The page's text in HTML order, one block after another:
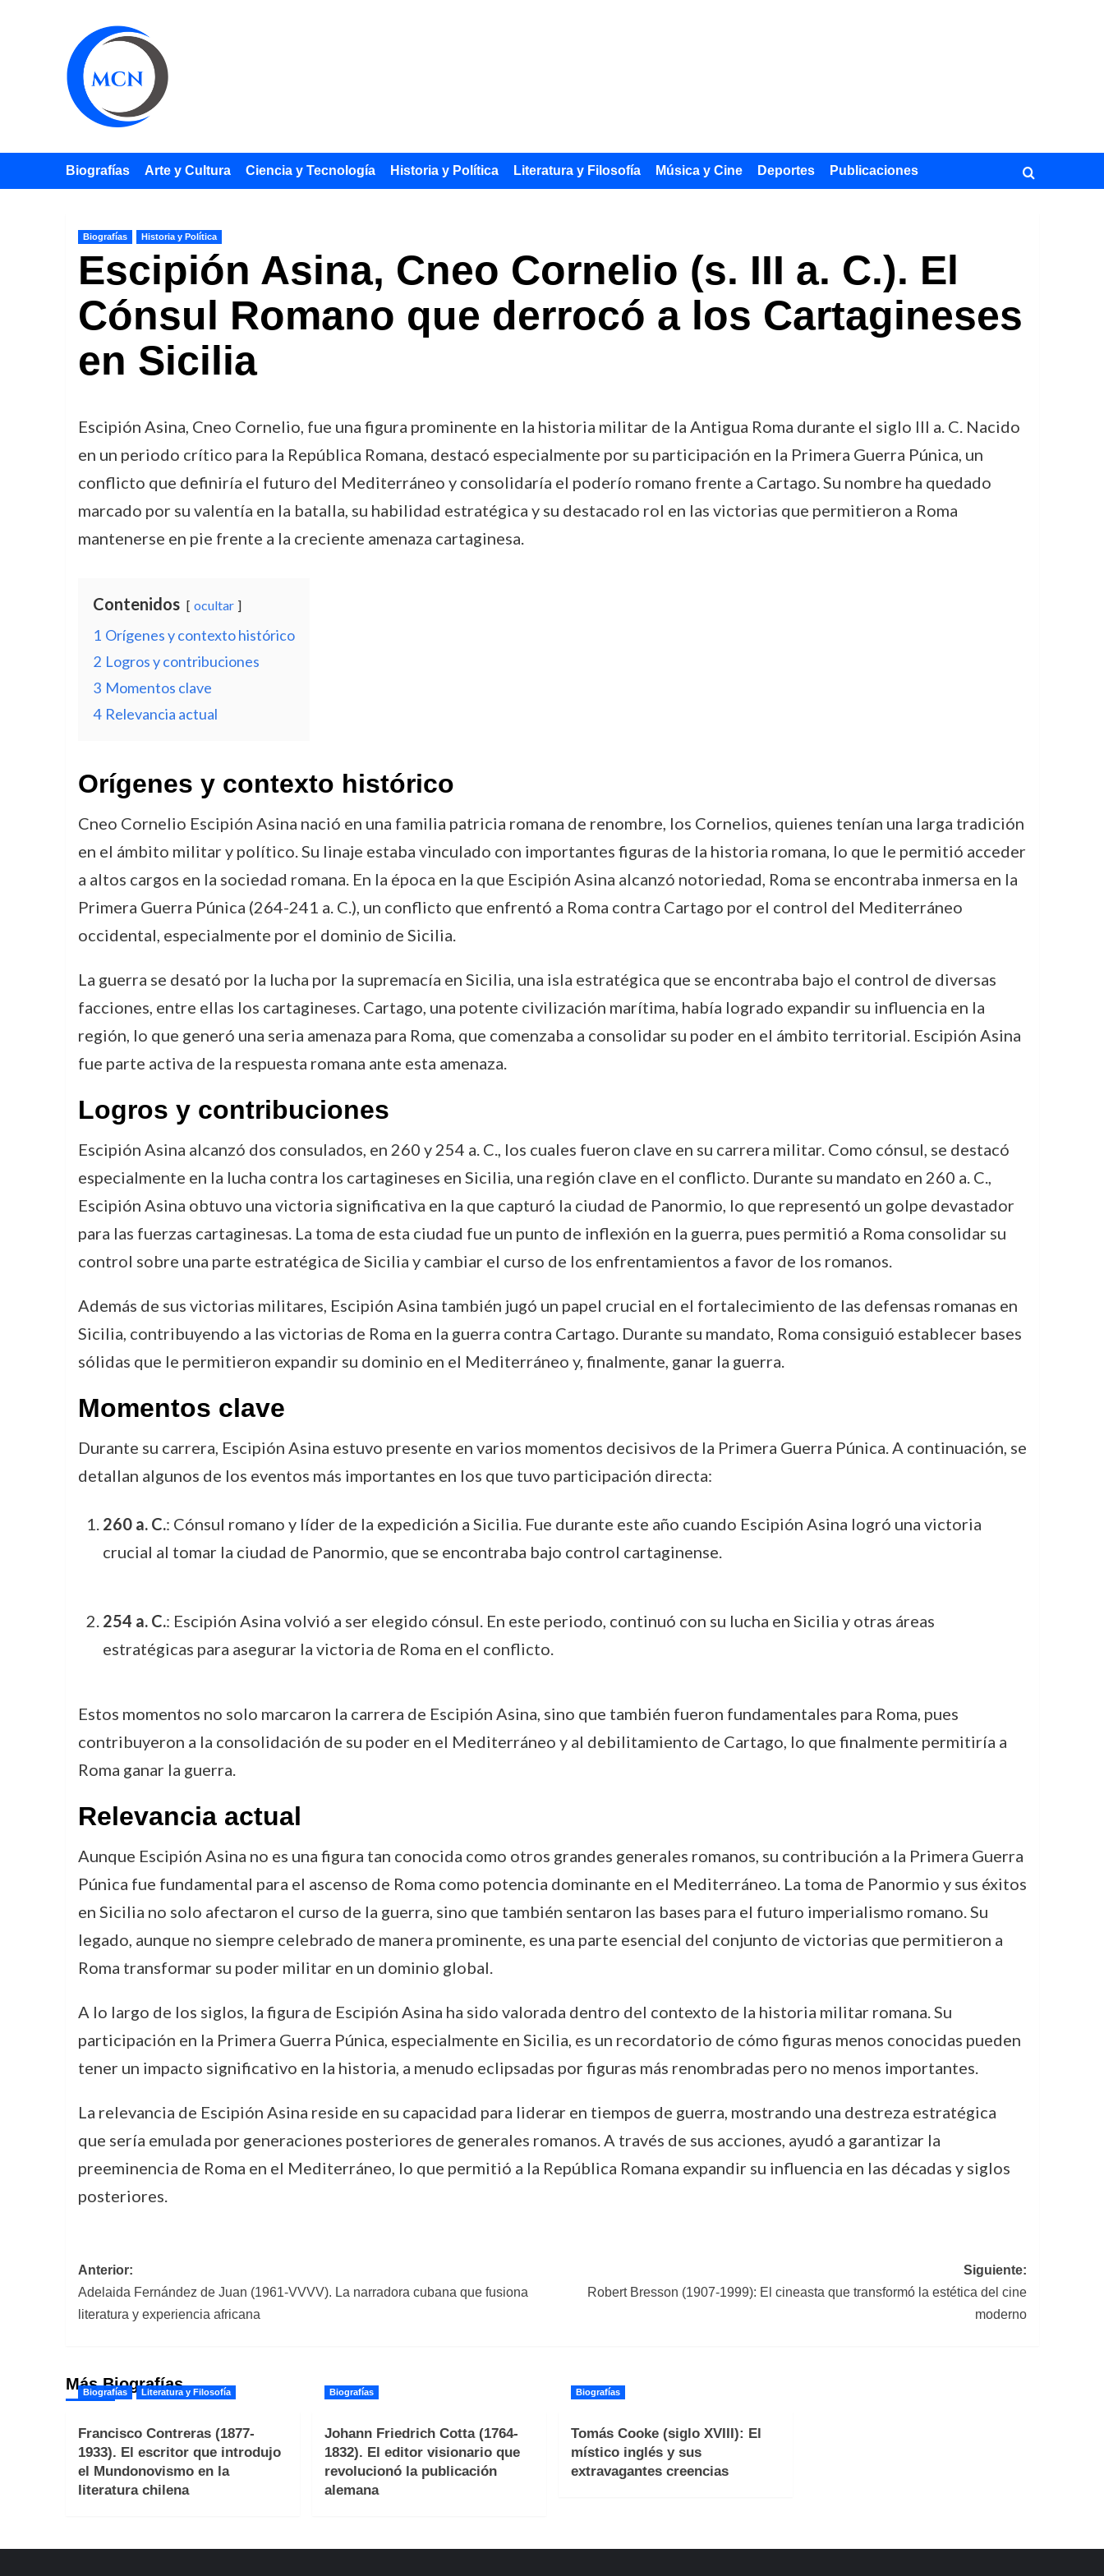
Biografías Arte y Cultura Ciencia y Tecnología Historia y Política Literatura y Filosofía Música y Cine Deportes Publicaciones
Biografías Historia y Política
Escipión Asina, Cneo Cornelio (s. III a. C.). El
Cónsul Romano que derrocó a los Cartagineses
en Sicilia
Escipión Asina, Cneo Cornelio, fue una figura prominente en la historia militar de la Antigua Roma durante el siglo III a. C. Nacido
en un periodo crítico para la República Romana, destacó especialmente por su participación en la Primera Guerra Púnica, un
conflicto que definiría el futuro del Mediterráneo y consolidaría el poderío romano frente a Cartago. Su nombre ha quedado
marcado por su valentía en la batalla, su habilidad estratégica y su destacado rol en las victorias que permitieron a Roma
mantenerse en pie frente a la creciente amenaza cartaginesa.
Contenidos ocultar
1 Orígenes y contexto histórico
2 Logros y contribuciones
3 Momentos clave
4 Relevancia actual
Orígenes y contexto histórico
Cneo Cornelio Escipión Asina nació en una familia patricia romana de renombre, los Cornelios, quienes tenían una larga tradición
en el ámbito militar y político. Su linaje estaba vinculado con importantes figuras de la historia romana, lo que le permitió acceder
a altos cargos en la sociedad romana. En la época en la que Escipión Asina alcanzó notoriedad, Roma se encontraba inmersa en la
Primera Guerra Púnica (264-241 a. C.), un conflicto que enfrentó a Roma contra Cartago por el control del Mediterráneo
occidental, especialmente por el dominio de Sicilia.
La guerra se desató por la lucha por la supremacía en Sicilia, una isla estratégica que se encontraba bajo el control de diversas
facciones, entre ellas los cartagineses. Cartago, una potente civilización marítima, había logrado expandir su influencia en la
región, lo que generó una seria amenaza para Roma, que comenzaba a consolidar su poder en el ámbito territorial. Escipión Asina
fue parte activa de la respuesta romana ante esta amenaza.
Logros y contribuciones
Escipión Asina alcanzó dos consulados, en 260 y 254 a. C., los cuales fueron clave en su carrera militar. Como cónsul, se destacó
especialmente en la lucha contra los cartagineses en Sicilia, una región clave en el conflicto. Durante su mandato en 260 a. C.,
Escipión Asina obtuvo una victoria significativa en la que capturó la ciudad de Panormio, lo que representó un golpe devastador
para las fuerzas cartaginesas. La toma de esta ciudad fue un punto de inflexión en la guerra, pues permitió a Roma consolidar su
control sobre una parte estratégica de Sicilia y cambiar el curso de los enfrentamientos a favor de los romanos.
Además de sus victorias militares, Escipión Asina también jugó un papel crucial en el fortalecimiento de las defensas romanas en
Sicilia, contribuyendo a las victorias de Roma en la guerra contra Cartago. Durante su mandato, Roma consiguió establecer bases
sólidas que le permitieron expandir su dominio en el Mediterráneo y, finalmente, ganar la guerra.
Momentos clave
Durante su carrera, Escipión Asina estuvo presente en varios momentos decisivos de la Primera Guerra Púnica. A continuación, se
detallan algunos de los eventos más importantes en los que tuvo participación directa:
260 a. C.: Cónsul romano y líder de la expedición a Sicilia. Fue durante este año cuando Escipión Asina logró una victoria
crucial al tomar la ciudad de Panormio, que se encontraba bajo control cartaginense.
254 a. C.: Escipión Asina volvió a ser elegido cónsul. En este periodo, continuó con su lucha en Sicilia y otras áreas
estratégicas para asegurar la victoria de Roma en el conflicto.
Estos momentos no solo marcaron la carrera de Escipión Asina, sino que también fueron fundamentales para Roma, pues
contribuyeron a la consolidación de su poder en el Mediterráneo y al debilitamiento de Cartago, lo que finalmente permitiría a
Roma ganar la guerra.
Relevancia actual
Aunque Escipión Asina no es una figura tan conocida como otros grandes generales romanos, su contribución a la Primera Guerra
Púnica fue fundamental para el ascenso de Roma como potencia dominante en el Mediterráneo. La toma de Panormio y sus éxitos
en Sicilia no solo afectaron el curso de la guerra, sino que también sentaron las bases para el futuro imperialismo romano. Su
legado, aunque no siempre celebrado de manera prominente, es una parte esencial del conjunto de victorias que permitieron a
Roma transformar su poder militar en un dominio global.
A lo largo de los siglos, la figura de Escipión Asina ha sido valorada dentro del contexto de la historia militar romana. Su
participación en la Primera Guerra Púnica, especialmente en Sicilia, es un recordatorio de cómo figuras menos conocidas pueden
tener un impacto significativo en la historia, a menudo eclipsadas por figuras más renombradas pero no menos importantes.
La relevancia de Escipión Asina reside en su capacidad para liderar en tiempos de guerra, mostrando una destreza estratégica
que sería emulada por generaciones posteriores de generales romanos. A través de sus acciones, ayudó a garantizar la
preeminencia de Roma en el Mediterráneo, lo que permitió a la República Romana expandir su influencia en las décadas y siglos
posteriores.
Navegación
de
Anterior:
Adelaida Fernández de Juan (1961-VVVV). La narradora cubana que fusiona
literatura y experiencia africana
Siguiente:
Robert Bresson (1907-1999): El cineasta que transformó la estética del cine
moderno
Más Biografías
Biografías Literatura y Filosofía
Francisco Contreras (1877-
1933). El escritor que introdujo
el Mundonovismo en la
literatura chilena
Biografías
Johann Friedrich Cotta (1764-
1832). El editor visionario que
revolucionó la publicación
alemana
Biografías
Tomás Cooke (siglo XVIII): El
místico inglés y sus
extravagantes creencias